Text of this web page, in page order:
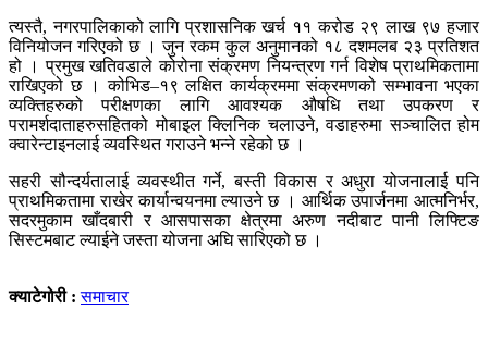
त्यस्तै, नगरपालिकाको लागि प्रशासनिक खर्च ११ करोड २९ लाख ९७ हजार
विनियोजन गरिएको छ । जुन रकम कुल अनुमानको १८ दशमलब २३ प्रतिशत
हो । प्रमुख खतिवडाले कोरोना संक्रमण नियन्त्रण गर्न विशेष प्राथमिकतामा
राखिएको छ । कोभिड–१९ लक्षित कार्यक्रममा संक्रमणको सम्भावना भएका
व्यक्तिहरुको परीक्षणका लागि आवश्यक औषधि तथा उपकरण र
परामर्शदाताहरुसहितको मोबाइल क्लिनिक चलाउने, वडाहरुमा सञ्चालित होम
क्वारेन्टाइनलाई व्यवस्थित गराउने भन्ने रहेको छ ।
सहरी सौन्दर्यतालाई व्यवस्थीत गर्ने, बस्ती विकास र अधुरा योजनालाई पनि
प्राथमिकतामा राखेर कार्यान्वयनमा ल्याउने छ । आर्थिक उपार्जनमा आत्मनिर्भर,
सदरमुकाम खाँदबारी र आसपासका क्षेत्रमा अरुण नदीबाट पानी लिफ्टिङ
सिस्टमबाट ल्याईने जस्ता योजना अघि सारिएको छ ।
क्याटेगोरी :समाचार